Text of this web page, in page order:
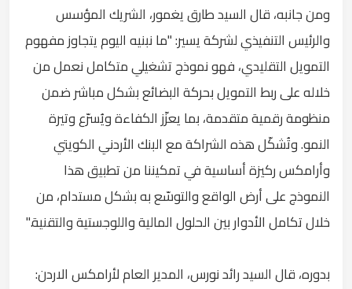
ومن جانبه، قال السيد طارق يغمور، الشريك المؤسس
والرئيس التنفيذي لشركة يسير: "ما نبنيه اليوم يتجاوز مفهوم
التمويل التقليدي، فهو نموذج تشغيلي متكامل نعمل من
خلاله على ربط التمويل بحركة البضائع بشكل مباشر ضمن
منظومة رقمية متقدمة، بما يعزّز الكفاءة ويُسرّع وتيرة
النمو. وتُشكّل هذه الشراكة مع البنك الأردني الكويتي
وأرامكس ركيزة أساسية في تمكيننا من تطبيق هذا
النموذج على أرض الواقع والتوسّع به بشكل مستدام، من
خلال تكامل الأدوار بين الحلول المالية واللوجستية والتقنية."
بدوره، قال السيد رائد نورس، المدير العام لأرامكس الاردن: